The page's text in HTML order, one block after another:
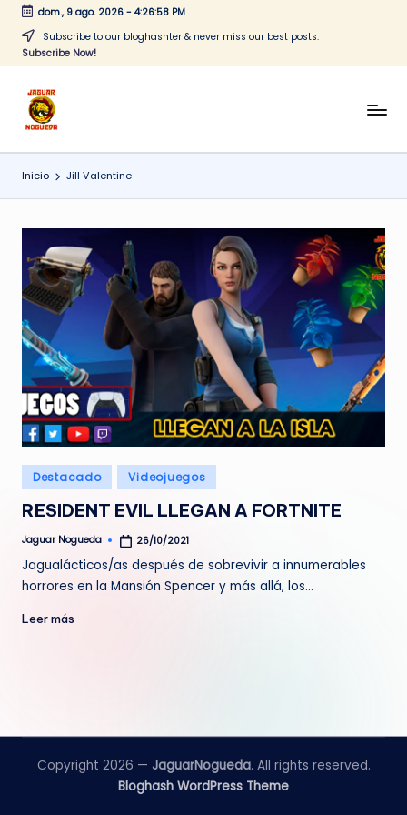
Saltar
dom., 9 ago. 2026- 4:26:58 PM
Subscribe to our bloghashter & never miss our best posts.
Subscribe Now!
J
a
g
r
N
o
g
u
e
d
a
CONTENIDO
Inicio Jill Valentine
Publicado
en
Destacado Videojuegos
RESIDENT EVIL LLEGAN A FORTNITE
Publicado
Jaguar Nogueda 26/10/2021
Jagualácticos/as después de sobrevivir a innumerables
horrores en la Mansión Spencer y más allá, los…
Leer más
Copyright 2026 — JaguarNogueda. All rights reserved.
Bloghash WordPress Theme